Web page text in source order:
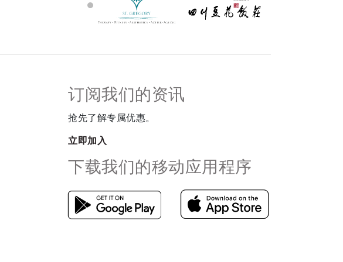
订阅我们的资讯
抢先了解专属优惠。
立即加入
下载我们的移动应用程序